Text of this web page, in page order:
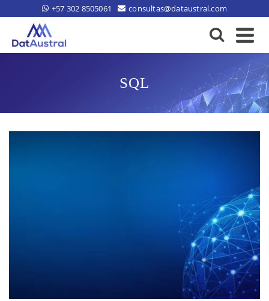
+57 302 8505061 consultas@dataustral.com
SQL